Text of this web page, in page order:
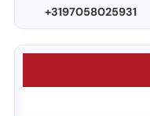
+3197058025931